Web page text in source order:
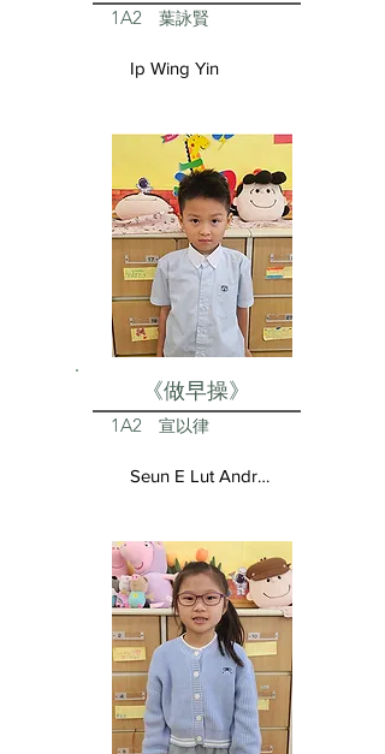
1A2 葉詠賢
Ip Wing Yin
《做早操》
1A2 宣以律
Seun E Lut Andrea